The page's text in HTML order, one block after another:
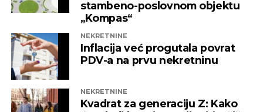
stambeno-poslovnom objektu
„Kompas“
NEKRETNINE
Inflacija već progutala povrat
PDV-a na prvu nekretninu
NEKRETNINE
Kvadrat za generaciju Z: Kako